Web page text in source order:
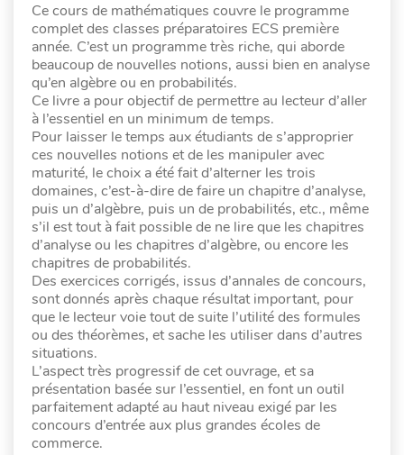
Ce cours de mathématiques couvre le programme
complet des classes préparatoires ECS première
année. C’est un programme très riche, qui aborde
beaucoup de nouvelles notions, aussi bien en analyse
qu’en algèbre ou en probabilités.
Ce livre a pour objectif de permettre au lecteur d’aller
à l’essentiel en un minimum de temps.
Pour laisser le temps aux étudiants de s’approprier
ces nouvelles notions et de les manipuler avec
maturité, le choix a été fait d’alterner les trois
domaines, c’est-à-dire de faire un chapitre d’analyse,
puis un d’algèbre, puis un de probabilités, etc., même
s’il est tout à fait possible de ne lire que les chapitres
d’analyse ou les chapitres d’algèbre, ou encore les
chapitres de probabilités.
Des exercices corrigés, issus d’annales de concours,
sont donnés après chaque résultat important, pour
que le lecteur voie tout de suite l’utilité des formules
ou des théorèmes, et sache les utiliser dans d’autres
situations.
L’aspect très progressif de cet ouvrage, et sa
présentation basée sur l’essentiel, en font un outil
parfaitement adapté au haut niveau exigé par les
concours d’entrée aux plus grandes écoles de
commerce.